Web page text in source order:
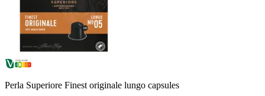
Perla Superiore Finest originale lungo capsules